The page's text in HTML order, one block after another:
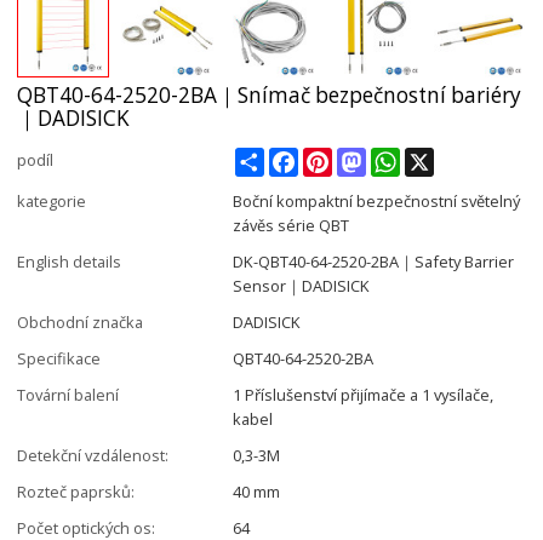
QBT40-64-2520-2BA｜Snímač bezpečnostní bariéry
｜DADISICK
podíl ShareFacebookPinterestMastodonWhatsApp
kategorie
Boční kompaktní bezpečnostní světelný
závěs série QBT
English details
DK-QBT40-64-2520-2BA｜Safety Barrier
Sensor｜DADISICK
Obchodní značka
DADISICK
Specifikace
QBT40-64-2520-2BA
Tovární balení
1 Příslušenství přijímače a 1 vysílače,
kabel
Detekční vzdálenost:
0,3-3M
Rozteč paprsků:
40 mm
Počet optických os:
64